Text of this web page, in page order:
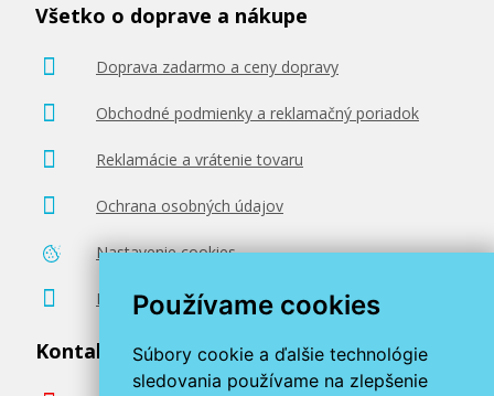
Používame cookies
Súbory cookie a ďalšie technológie
sledovania používame na zlepšenie
Všetko o doprave a nákupe
Doprava zadarmo a ceny dopravy
Obchodné podmienky a reklamačný poriadok
Reklamácie a vrátenie tovaru
Ochrana osobných údajov
Nastavenie cookies
Poradenstvo zadarmo
Kontaktujte nás